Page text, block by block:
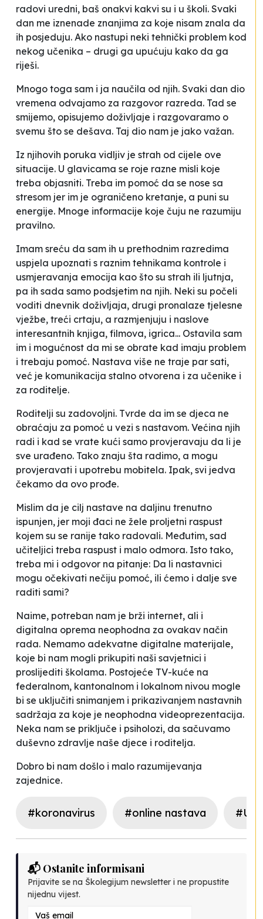
radovi uredni, baš onakvi kakvi su i u školi. Svaki
dan me iznenade znanjima za koje nisam znala da
ih posjeduju. Ako nastupi neki tehnički problem kod
nekog učenika – drugi ga upućuju kako da ga
riješi.
Mnogo toga sam i ja naučila od njih. Svaki dan dio
vremena odvajamo za razgovor razreda. Tad se
smijemo, opisujemo doživljaje i razgovaramo o
svemu što se dešava. Taj dio nam je jako važan.
Iz njihovih poruka vidljiv je strah od cijele ove
situacije. U glavicama se roje razne misli koje
treba objasniti. Treba im pomoć da se nose sa
stresom jer im je ograničeno kretanje, a puni su
energije. Mnoge informacije koje čuju ne razumiju
pravilno.
Imam sreću da sam ih u prethodnim razredima
uspjela upoznati s raznim tehnikama kontrole i
usmjeravanja emocija kao što su strah ili ljutnja,
pa ih sada samo podsjetim na njih. Neki su počeli
voditi dnevnik doživljaja, drugi pronalaze tjelesne
vježbe, treći crtaju, a razmjenjuju i naslove
interesantnih knjiga, filmova, igrica... Ostavila sam
im i mogućnost da mi se obrate kad imaju problem
i trebaju pomoć. Nastava više ne traje par sati,
već je komunikacija stalno otvorena i za učenike i
za roditelje.
Roditelji su zadovoljni. Tvrde da im se djeca ne
obraćaju za pomoć u vezi s nastavom. Većina njih
radi i kad se vrate kući samo provjeravaju da li je
sve urađeno. Tako znaju šta radimo, a mogu
provjeravati i upotrebu mobitela. Ipak, svi jedva
čekamo da ovo prođe.
Mislim da je cilj nastave na daljinu trenutno
ispunjen, jer moji đaci ne žele proljetni raspust
kojem su se ranije tako radovali. Međutim, sad
učiteljici treba raspust i malo odmora. Isto tako,
treba mi i odgovor na pitanje: Da li nastavnici
mogu očekivati nečiju pomoć, ili ćemo i dalje sve
raditi sami?
Naime, potreban nam je brži internet, ali i
digitalna oprema neophodna za ovakav način
rada. Nemamo adekvatne digitalne materijale,
koje bi nam mogli prikupiti naši savjetnici i
proslijediti školama. Postojeće TV-kuće na
federalnom, kantonalnom i lokalnom nivou mogle
bi se uključiti snimanjem i prikazivanjem nastavnih
sadržaja za koje je neophodna videoprezentacija.
Neka nam se priključe i psiholozi, da sačuvamo
duševno zdravlje naše djece i roditelja.
Dobro bi nam došlo i malo razumijevanja
zajednice.
#koronavirus #online nastava #U
📬 Ostanite informisani
Prijavite se na Školegijum newsletter i ne propustite
nijednu vijest.